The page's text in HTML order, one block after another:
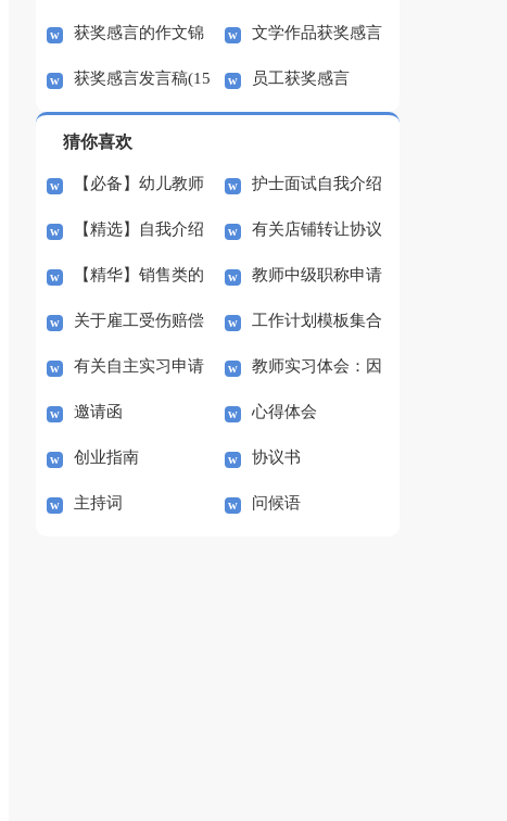
获奖感言发言稿（精选
3篇）
发言稿八篇
获奖感言的作文锦
集6篇
文学作品获奖感言
获奖感言发言稿(15 员工获奖感言
猜你喜欢
【必备】幼儿教师
培训总结集合5篇
护士面试自我介绍
(汇编15篇)
【精选】自我介绍
的作文300字集锦八篇
有关店铺转让协议
书3篇
【精华】销售类的
实习报告锦集六篇
教师中级职称申请
书
关于雇工受伤赔偿
协议书范本（精选3
篇）
工作计划模板集合
七篇
有关自主实习申请
书3篇
教师实习体会：因
材施教
邀请函 心得体会
创业指南 协议书
主持词 问候语